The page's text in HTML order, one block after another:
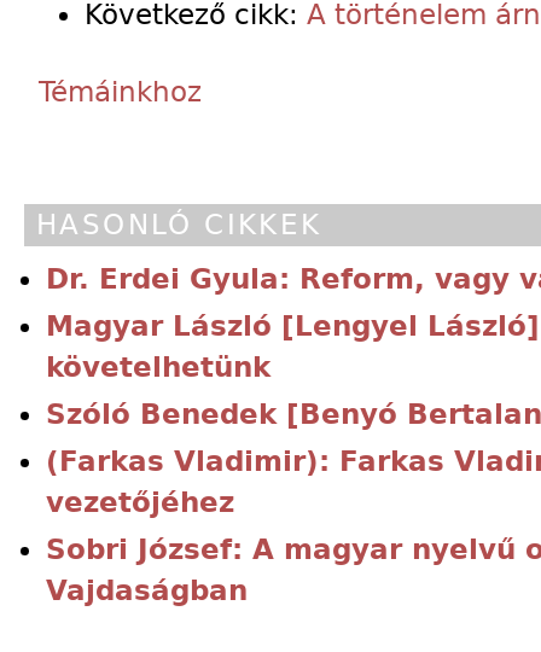
Következő cikk: A történelem
Témáinkhoz
HASONLÓ CIKKEK
Dr. Erdei Gyula: Reform, vagy
Magyar László [Lengyel
követelhetünk
Szóló Benedek [Benyó
(Farkas Vladimir): Farkas
vezetőjéhez
Sobri József: A magyar nyelvű
Vajdaságban